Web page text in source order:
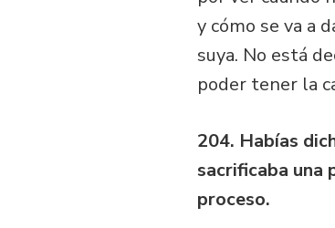
y cómo se va a
suya. No está
poder tener la
204. Habías
sacrificaba una
proceso.